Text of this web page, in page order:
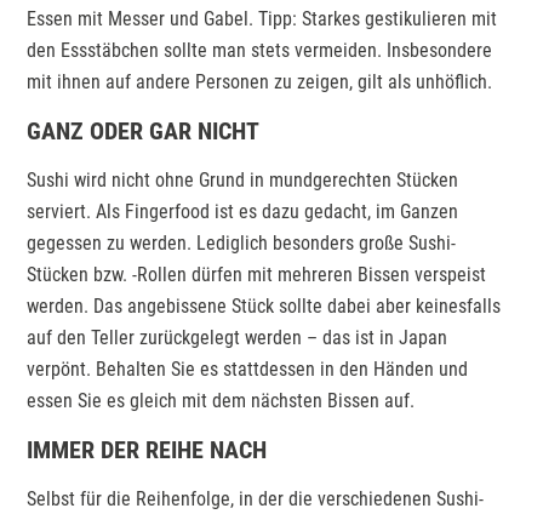
Essen mit Messer und Gabel. Tipp: Starkes gestikulieren mit
den Essstäbchen sollte man stets vermeiden. Insbesondere
mit ihnen auf andere Personen zu zeigen, gilt als unhöflich.
GANZ ODER GAR NICHT
Sushi wird nicht ohne Grund in mundgerechten Stücken
serviert. Als Fingerfood ist es dazu gedacht, im Ganzen
gegessen zu werden. Lediglich besonders große Sushi-
Stücken bzw. -Rollen dürfen mit mehreren Bissen verspeist
werden. Das angebissene Stück sollte dabei aber keinesfalls
auf den Teller zurückgelegt werden – das ist in Japan
verpönt. Behalten Sie es stattdessen in den Händen und
essen Sie es gleich mit dem nächsten Bissen auf.
IMMER DER REIHE NACH
Selbst für die Reihenfolge, in der die verschiedenen Sushi-